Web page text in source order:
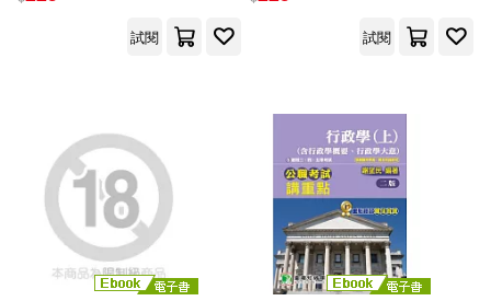
しまった 羽月乃蒼 Vol.3 (電子
試閱
しまった 羽月乃蒼 Vol.2 (電子
試閱